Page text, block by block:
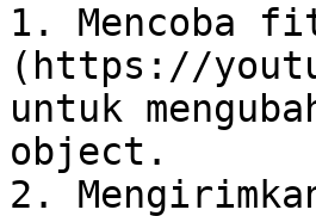
1. Mencoba
(https://
untuk
object.
2.